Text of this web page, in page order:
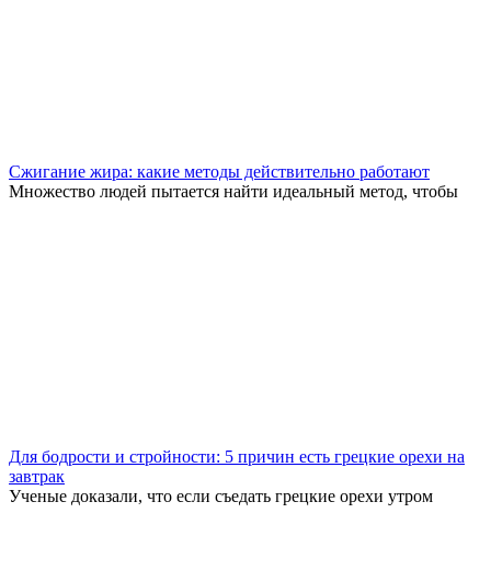
Сжигание жира: какие методы действительно работают
Множество людей пытается найти идеальный метод, чтобы
Для бодрости и стройности: 5 причин есть грецкие орехи на
завтрак
Ученые доказали, что если съедать грецкие орехи утром